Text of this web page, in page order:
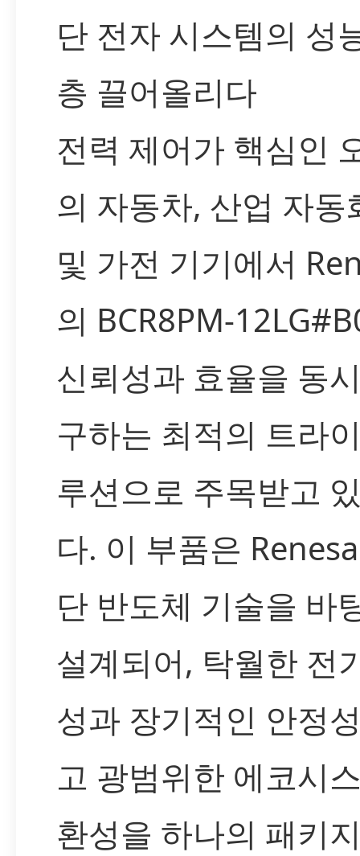
단 전자 시스템의 성
층 끌어올리다
전력 제어가 핵심인
의 자동차, 산업 자동
및 가전 기기에서
의 BCR8PM-
신뢰성과 효율을 동
구하는 최적의 트라
루션으로 주목받고
다. 이 부품은
단 반도체 기술을 바
설계되어, 탁월한 전
성과 장기적인 안정
고 광범위한 에코시
환성을 하나의 패키